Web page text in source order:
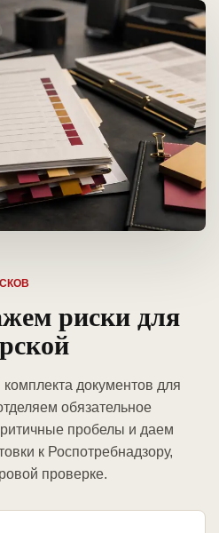
риски для
документов для
обязательное
пробелы и даем
к Роспотребнадзору,
проверке.